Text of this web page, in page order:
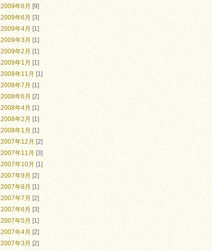
2009年8月 [9]
2009年6月 [3]
2009年4月 [1]
2009年3月 [1]
2009年2月 [1]
2009年1月 [1]
2008年11月 [1]
2008年7月 [1]
2008年6月 [2]
2008年4月 [1]
2008年2月 [1]
2008年1月 [1]
2007年12月 [2]
2007年11月 [3]
2007年10月 [1]
2007年9月 [2]
2007年8月 [1]
2007年7月 [2]
2007年6月 [3]
2007年5月 [1]
2007年4月 [2]
2007年3月 [2]